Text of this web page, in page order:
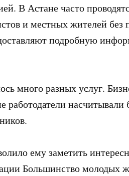
В Астане часто
и местных жителей без
подробную
много разных услуг.
работодатели
ему заметить
Большинство молодых